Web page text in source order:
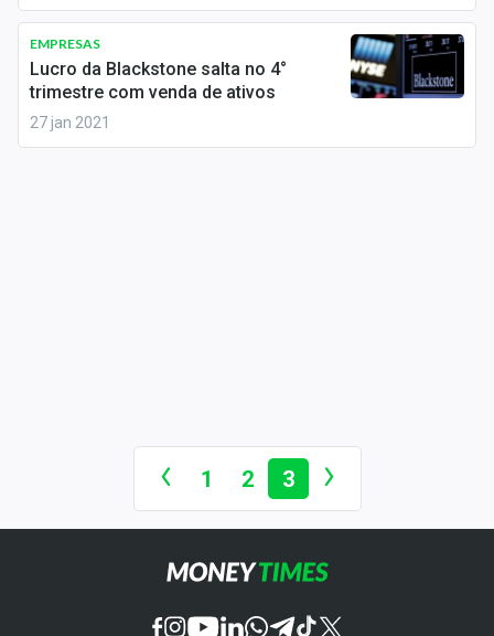
Central de Fundos Imobiliários
Central dos IPOs
Renda Fixa
EMPRESAS
Lucro da Blackstone salta no 4°
trimestre com venda de ativos
27 jan 2021
1 2 3